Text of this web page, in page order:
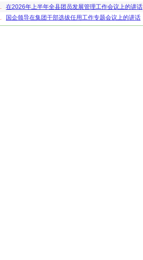
在2026年上半年全县团员发展管理工作会议上的讲话
国企领导在集团干部选拔任用工作专题会议上的讲话